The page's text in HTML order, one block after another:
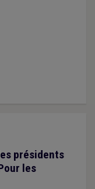
présidents
les